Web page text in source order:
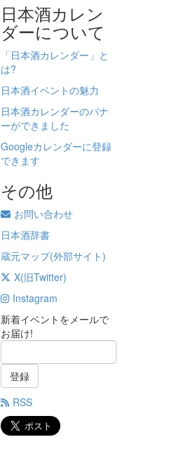
日本酒カレン
ダーについて
「日本酒カレンダー」と
は?
日本酒イベントの魅力
日本酒カレンダーのバナ
ーができました
Googleカレンダーに登録
できます
その他
お問い合わせ
日本酒辞書
蔵元マップ(外部サイト)
X(旧Twitter)
Instagram
新着イベントをメールで
お届け!
登録
RSS